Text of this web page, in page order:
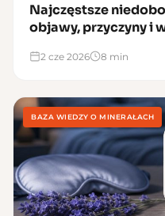
Najczęstsze
objawy, przyczyny i
2 cze 2026 8 min
BAZA WIEDZY O MINERAŁACH